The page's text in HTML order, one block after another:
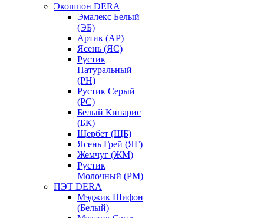
Экошпон DERA
Эмалекс Белый
(ЭБ)
Артик (АР)
Ясень (ЯС)
Рустик
Натуральный
(РН)
Рустик Серый
(РС)
Белый Кипарис
(БК)
Щербет (ЩБ)
Ясень Грей (ЯГ)
Жемчуг (ЖМ)
Рустик
Молочный (РМ)
ПЭТ DERA
Мэджик Шифон
(Белый)